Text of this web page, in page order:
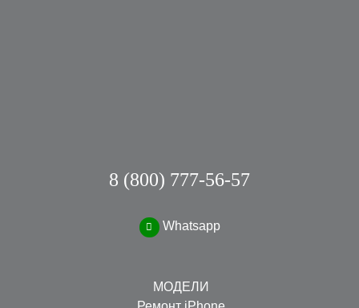
8 (800) 777-56-57
Whatsapp